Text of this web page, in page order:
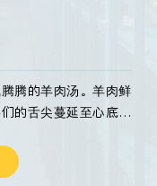
腾的羊肉汤。羊肉鲜
的舌尖蔓延至心底。